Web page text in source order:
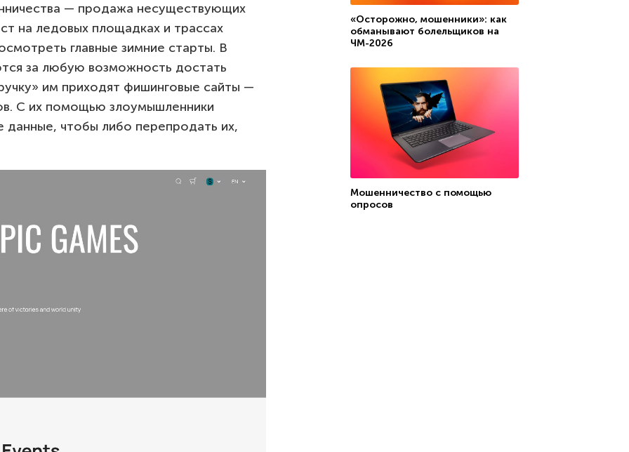
— продажа несуществующих
на ледовых площадках и трассах
главные зимние старты. В
за любую возможность достать
им приходят фишинговые сайты —
С их помощью злоумышленники
чтобы либо перепродать их,
«Осторожно, мошенники»: как
обманывают болельщиков на
ЧМ-2026
Мошенничество с помощью
опросов